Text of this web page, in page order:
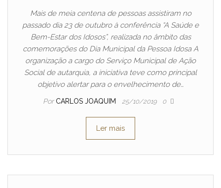
Mais de meia centena de pessoas assistiram no
passado dia 23 de outubro à conferência “A Saúde e
Bem-Estar dos Idosos”, realizada no âmbito das
comemorações do Dia Municipal da Pessoa Idosa A
organização a cargo do Serviço Municipal de Ação
Social de autarquia, a iniciativa teve como principal
objetivo alertar para o envelhecimento de…
Por CARLOS JOAQUIM 25/10/2019 0
Ler mais